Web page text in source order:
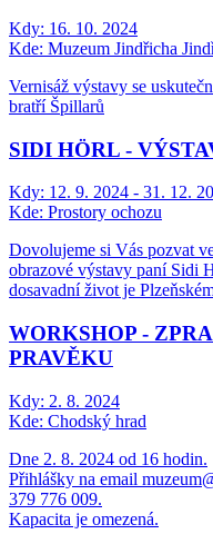
Kdy: 16. 10. 2024
Kde: Muzeum Jindřicha
Vernisáž výstavy se
bratří Špillarů
SIDI HÖRL -
Kdy: 12. 9. 2024 - 31. 12.
Kde: Prostory ochozu
Dovolujeme si Vás pozvat
obrazové výstavy paní Sidi
dosavadní život je
WORKSHOP -
PRAVĚKU
Kdy: 2. 8. 2024
Kde: Chodský hrad
Dne 2. 8. 2024 od 16 hodin.
Přihlášky na email
379 776 009.
Kapacita je omezená.